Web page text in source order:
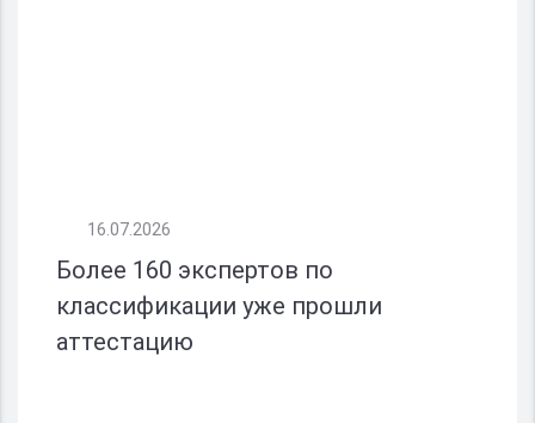
16.07.2026
Более 160 экспертов по
классификации уже прошли
аттестацию